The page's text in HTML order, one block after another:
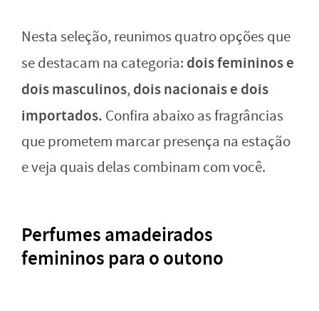
Nesta seleção, reunimos quatro opções que
se destacam na categoria: dois femininos e
dois masculinos, dois nacionais e dois
importados. Confira abaixo as fragrâncias
que prometem marcar presença na estação
e veja quais delas combinam com você.
Perfumes amadeirados
femininos para o outono